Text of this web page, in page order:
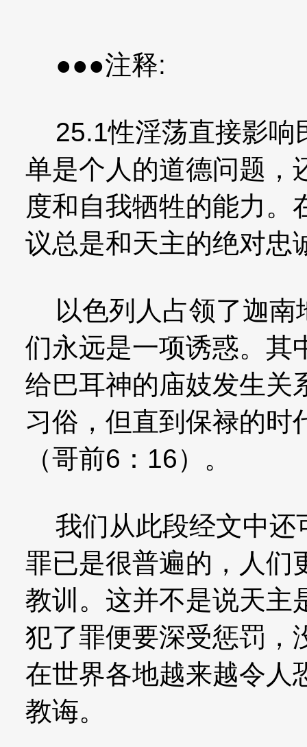
●●●注释:
25.1性淫荡直接影响
单是个人的道德问题，
度和自我牺牲的能力。
议总是和天主的绝对忠
以色列人占领了迦南
们永远是一项诱惑。其
给巴耳神的庙妓发生关
习俗，但直到保禄的时
（哥前6：16）。
我们从此段经文中还
罪已是很普遍的，人们
教训。这并不是说天主
犯了罪便要深受惩罚，
在世界各地越来越令人
教诲。